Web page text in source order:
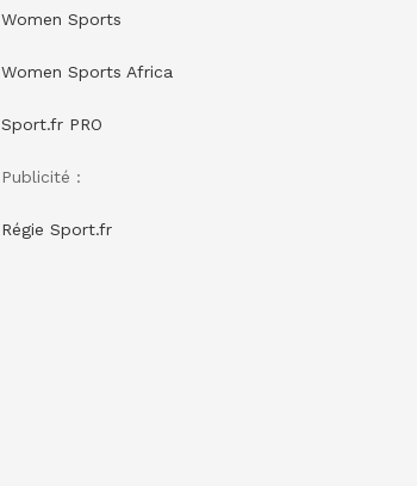
Women Sports
Women Sports Africa
Sport.fr PRO
Publicité :
Régie Sport.fr